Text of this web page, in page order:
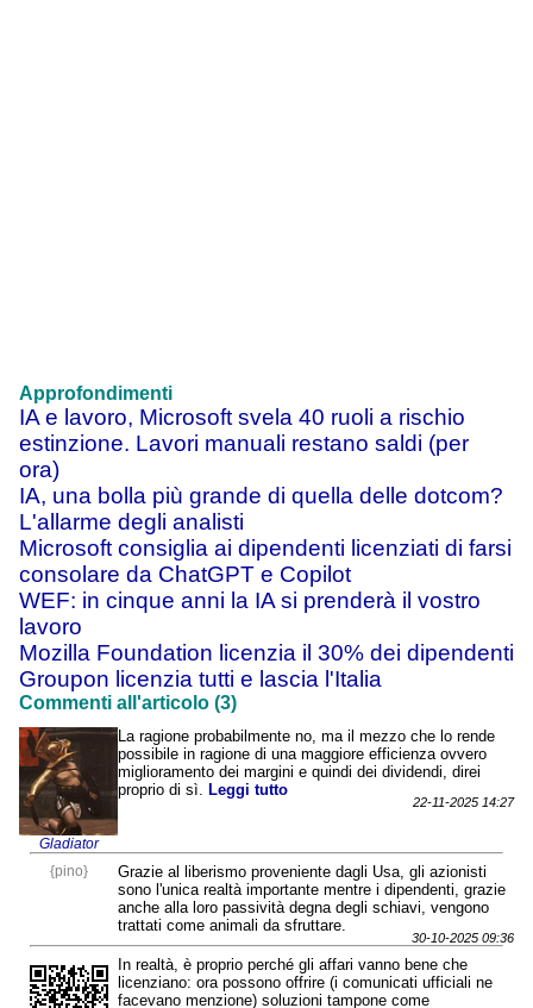
Approfondimenti
IA e lavoro, Microsoft svela 40 ruoli a rischio
estinzione. Lavori manuali restano saldi (per
ora)
IA, una bolla più grande di quella delle dotcom?
L'allarme degli analisti
Microsoft consiglia ai dipendenti licenziati di farsi
consolare da ChatGPT e Copilot
WEF: in cinque anni la IA si prenderà il vostro
lavoro
Mozilla Foundation licenzia il 30% dei dipendenti
Groupon licenzia tutti e lascia l'Italia
Commenti all'articolo (3)
Gladiator
La ragione probabilmente no, ma il mezzo che lo rende
possibile in ragione di una maggiore efficienza ovvero
miglioramento dei margini e quindi dei dividendi, direi
proprio di sì.Leggi tutto
22-11-2025 14:27
{pino}
Grazie al liberismo proveniente dagli Usa, gli azionisti
sono l'unica realtà importante mentre i dipendenti, grazie
anche alla loro passività degna degli schiavi, vengono
trattati come animali da sfruttare.
30-10-2025 09:36
In realtà, è proprio perché gli affari vanno bene che
licenziano: ora possono offrire (i comunicati ufficiali ne
facevano menzione) soluzioni tampone come